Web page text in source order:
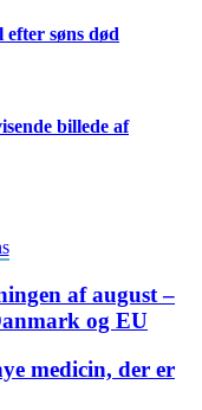
søns død
billede af
af august –
og EU
medicin, der er